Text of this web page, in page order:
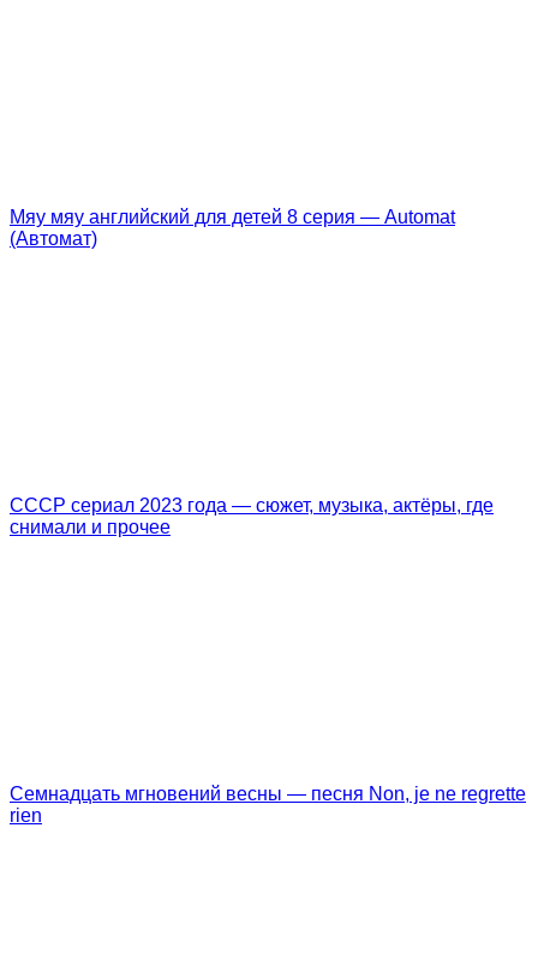
Мяу мяу английский для детей 8 серия — Automat
(Автомат)
СССР сериал 2023 года — сюжет, музыка, актёры, где
снимали и прочее
Семнадцать мгновений весны — песня Non, je ne regrette
rien